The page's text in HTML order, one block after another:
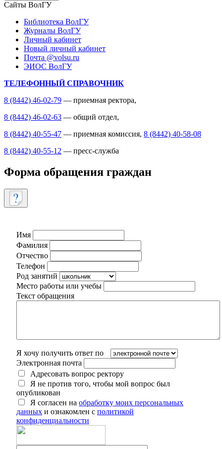
Сайты ВолГУ
Библиотека ВолГУ
Журналы ВолГУ
Личный кабинет
Новый личный кабинет
Почта @volsu.ru
ЭИОС ВолГУ
ТЕЛЕФОННЫЙ СПРАВОЧНИК
8 (8442) 46-02-79 — приемная ректора,
8 (8442) 46-02-63 — общий отдел,
8 (8442) 40-55-47 — приемная комиссия, 8 (8442) 40-58-08
8 (8442) 40-55-12 — пресс-служба
Форма обращения граждан
Имя
Фамилия
Отчество
Телефон
Род занятий
Место работы или учебы
Текст обращения
Я хочу получить ответ по
Электронная почта
Адресовать вопрос ректору
Я не против того, чтобы мой вопрос был
опубликован
Я согласен на обработку моих персональных
данных и ознакомлен с политикой
конфиденциальности